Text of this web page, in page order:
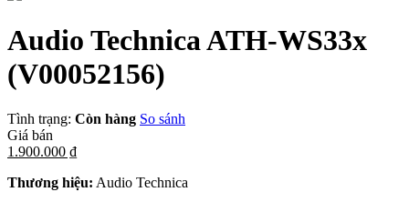
Audio Technica ATH-WS33x
(V00052156)
Tình trạng: Còn hàng So sánh
Giá bán
1.900.000 ₫
Thương hiệu: Audio Technica